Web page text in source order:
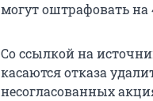
могут оштрафовать
Со ссылкой на
касаются отказа
несогласованных